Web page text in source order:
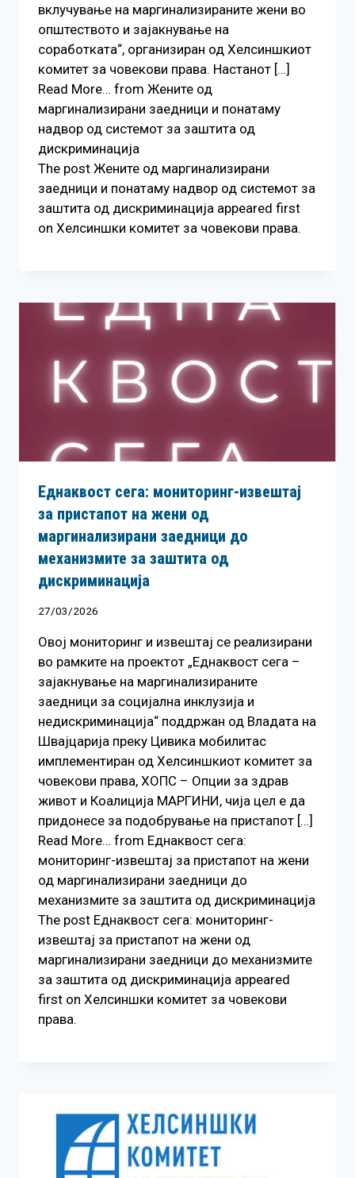
вклучување на маргинализираните жени во
општеството и зајакнување на
соработката“, организиран од Хелсиншкиот
комитет за човекови права. Настанот […]
Read More… from Жените од
маргинализирани заедници и понатаму
надвор од системот за заштита од
дискриминација
The post Жените од маргинализирани
заедници и понатаму надвор од системот за
заштита од дискриминација appeared first
on Хелсиншки комитет за човекови права.
Еднаквост сега: мониторинг-извештај
за пристапот на жени од
маргинализирани заедници до
механизмите за заштита од
дискриминација
27/03/2026
Овој мониторинг и извештај се реализирани
во рамките на проектот „Еднаквост сега –
зајакнување на маргинализираните
заедници за социјална инклузија и
недискриминација“ поддржан од Владата на
Швајцарија преку Цивика мобилитас
имплементиран од Хелсиншкиот комитет за
човекови права, ХОПС – Опции за здрав
живот и Коалиција МАРГИНИ, чија цел е да
придонесе за подобрување на пристапот […]
Read More… from Еднаквост сега:
мониторинг-извештај за пристапот на жени
од маргинализирани заедници до
механизмите за заштита од дискриминација
The post Еднаквост сега: мониторинг-
извештај за пристапот на жени од
маргинализирани заедници до механизмите
за заштита од дискриминација appeared
first on Хелсиншки комитет за човекови
права.